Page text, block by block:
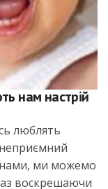
нам настрій
люблять
нами, ми можемо
воскрешаючи